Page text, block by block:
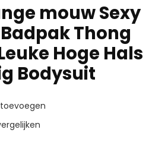
mouw Sexy
Thong
Hoge Hals
Bodysuit